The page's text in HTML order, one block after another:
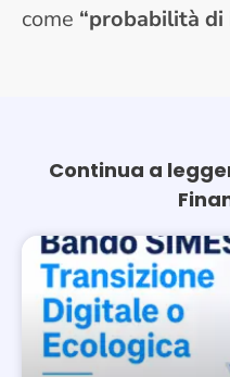
come “probabilità
Continua a